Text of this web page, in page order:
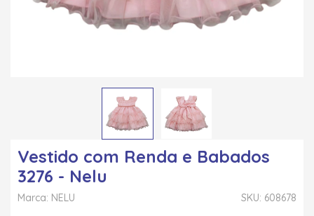
Vestido com Renda e Babados
3276 - Nelu
SKU: 608678
Marca: NELU